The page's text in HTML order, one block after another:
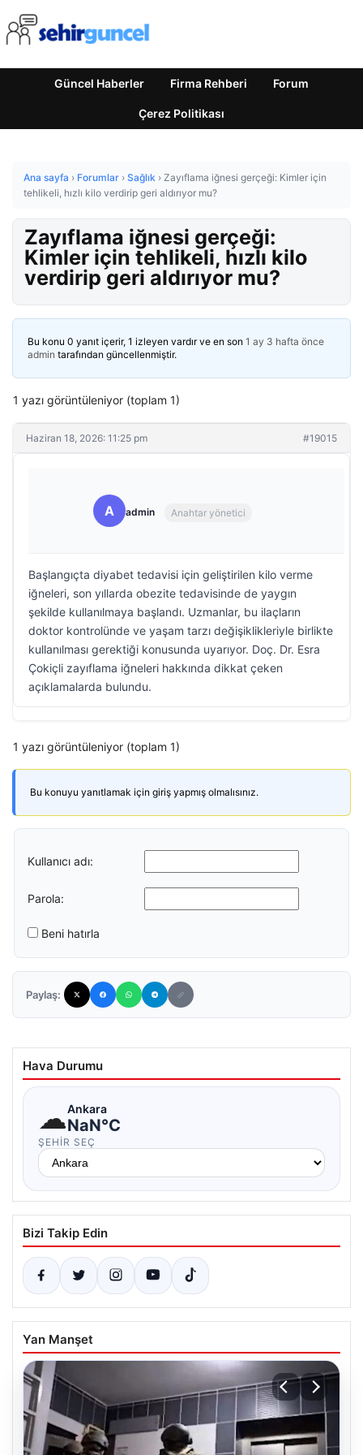
Güncel Haberler Firma Rehberi Forum
Çerez Politikası
Ana sayfa › Forumlar › Sağlık › Zayıflama iğnesi gerçeği: Kimler için
tehlikeli, hızlı kilo verdirip geri aldırıyor mu?
Zayıflama iğnesi gerçeği:
Kimler için tehlikeli, hızlı kilo
verdirip geri aldırıyor mu?
Bu konu 0 yanıt içerir, 1 izleyen vardır ve en son 1 ay 3 hafta önce
admin tarafından güncellenmiştir.
1 yazı görüntüleniyor (toplam 1)
Haziran 18, 2026: 11:25 pm #19015
A admin Anahtar yönetici
Başlangıçta diyabet tedavisi için geliştirilen kilo verme
iğneleri, son yıllarda obezite tedavisinde de yaygın
şekilde kullanılmaya başlandı. Uzmanlar, bu ilaçların
doktor kontrolünde ve yaşam tarzı değişiklikleriyle birlikte
kullanılması gerektiği konusunda uyarıyor. Doç. Dr. Esra
Çokiçli zayıflama iğneleri hakkında dikkat çeken
açıklamalarda bulundu.
1 yazı görüntüleniyor (toplam 1)
Bu konuyu yanıtlamak için giriş yapmış olmalısınız.
Kullanıcı adı:
Parola:
Beni hatırla
Paylaş:
Hava Durumu
☁Ankara
NaN°C
ŞEHIR SEÇ
Bizi Takip Edin
Yan Manşet